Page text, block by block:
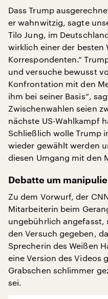
Dass Trump
er wahnwitzig, sagte
Tilo Jung, im
wirklich einer der besten
Korrespondenten.“
und versuche bewusst
Konfrontation mit den
ihm bei seiner Basis“,
Zwischenwahlen seien
nächste US-Wahlkampf
Schließlich wolle Trump
wieder gewählt werden
diesen Umgang mit den
Debatte um
Zu dem Vorwurf, der
Mitarbeiterin beim
ungebührlich angefasst,
den Versuch gegeben,
Sprecherin des Weißen
eine Version des Videos
Grabschen schlimmer
sei.